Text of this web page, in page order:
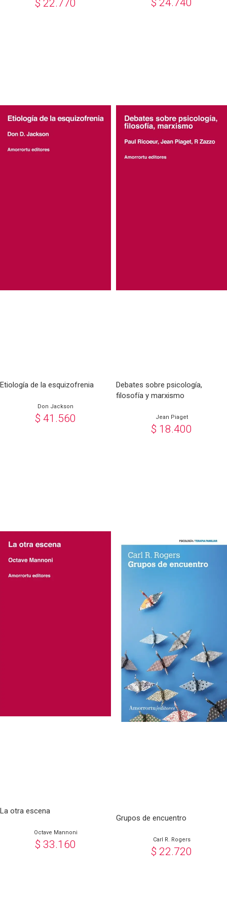
$ 22.770 $ 24.740
Etiología de la esquizofrenia
Don Jackson
$ 41.560
Debates sobre psicología,
filosofía y marxismo
Jean Piaget
$ 18.400
La otra escena
Octave Mannoni
$ 33.160
Grupos de encuentro
Carl R. Rogers
$ 22.720